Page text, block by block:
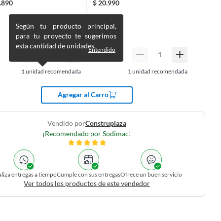
1 unidad recomendada
Según tu producto principal,
para tu proyecto te sugerimos
esta cantidad de unidades.Entendido
$ 20.990
1 unidad recomendada
Agregar al Carro
Vendido porConstruplaza
¡Recomendado por Sodimac!
entregas a tiempoCumple con sus entregasOfrece un buen servicio
Ver todos los productos de este vendedor